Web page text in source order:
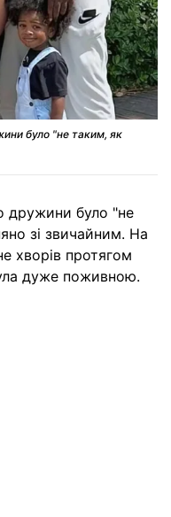
було "не таким, як
дружини було "не
зі звичайним. На
хворів протягом
дуже поживною.